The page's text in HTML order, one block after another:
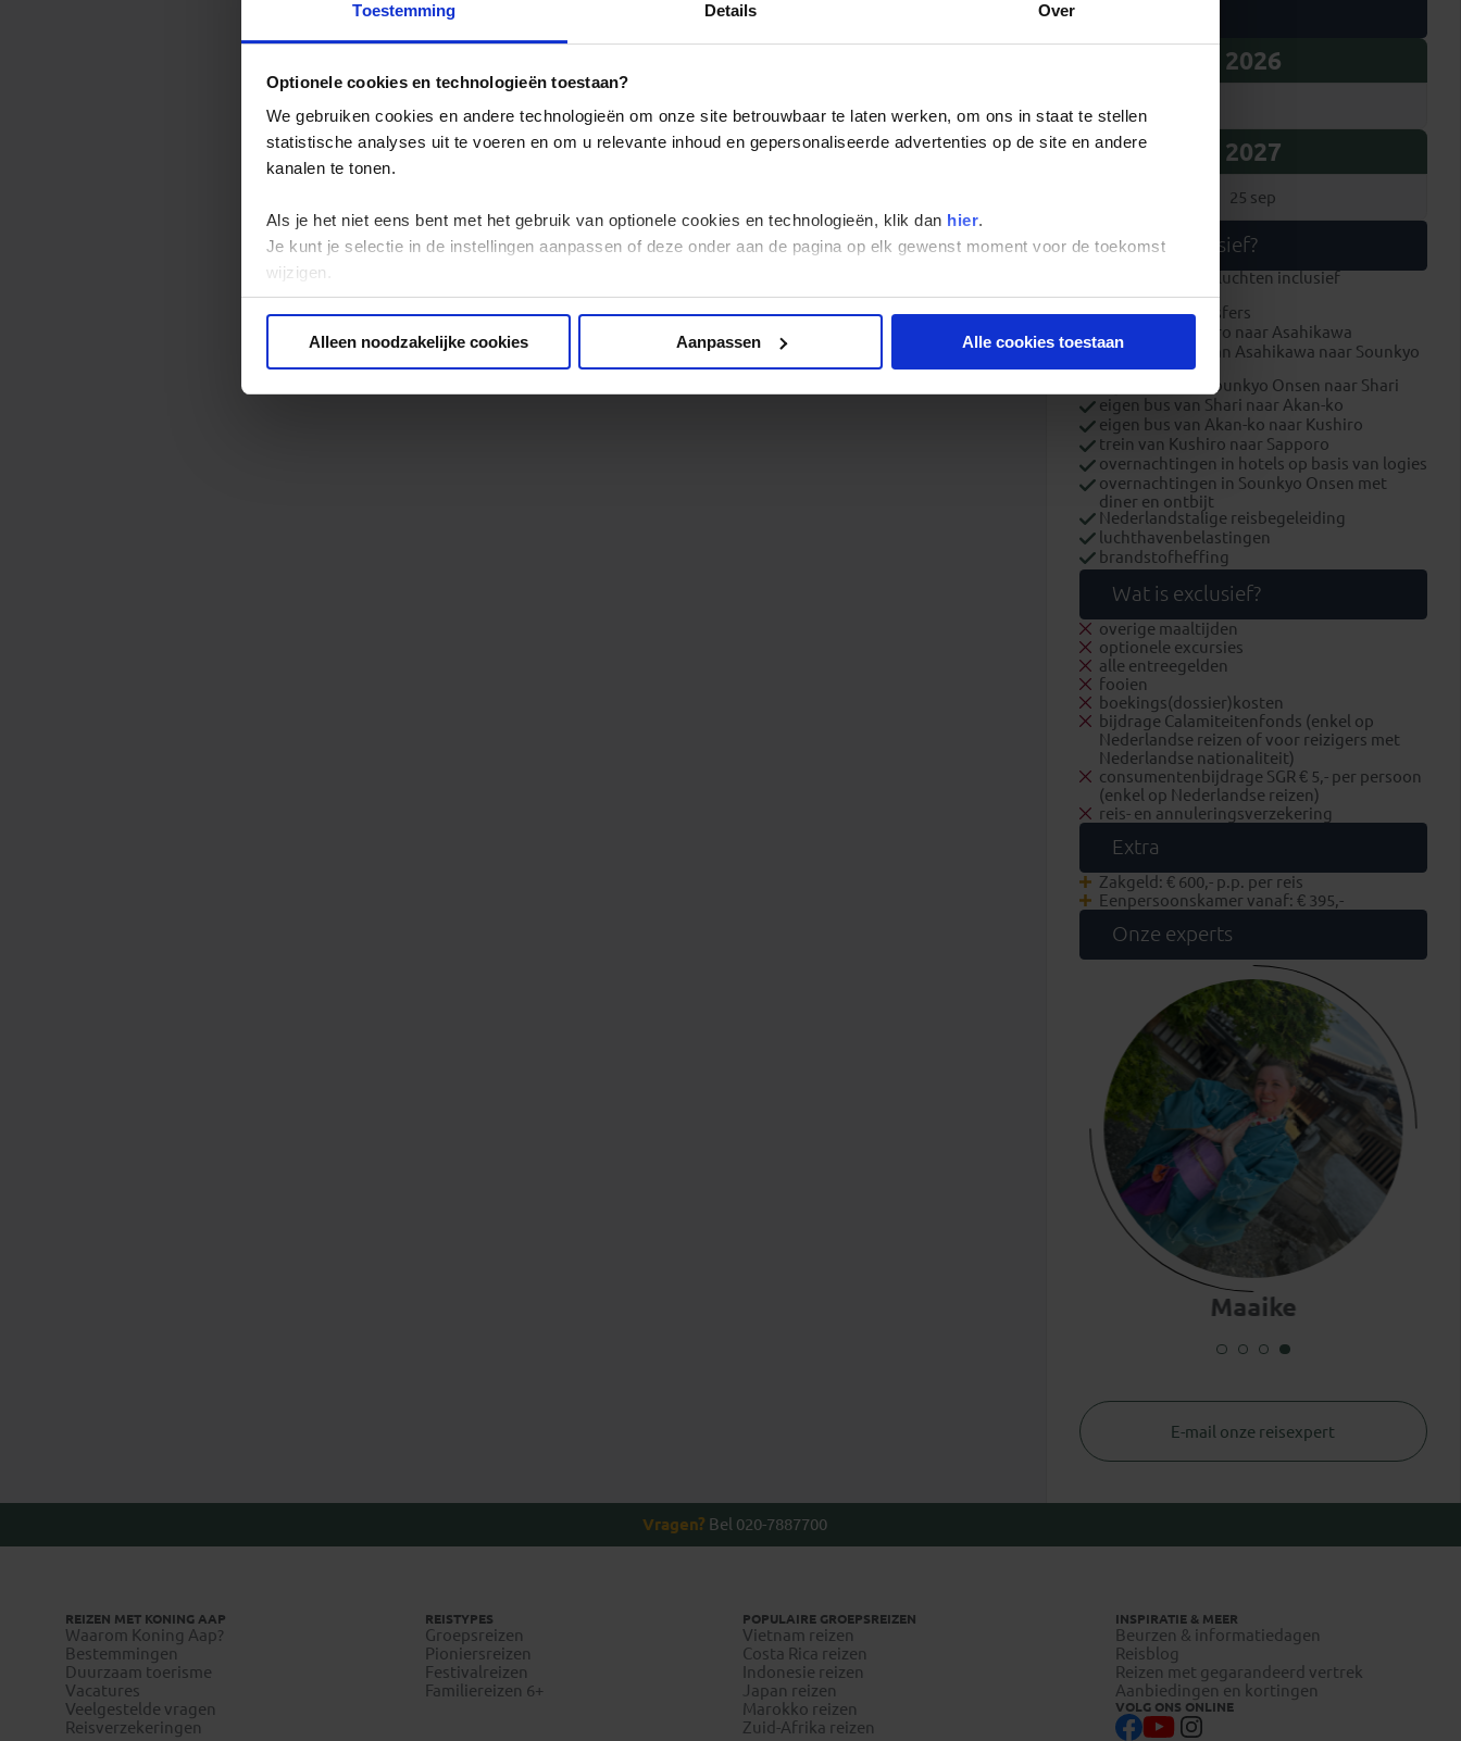
Toestemming Details Over
Optionele cookies en technologieën toestaan?
We gebruiken cookies en andere technologieën om onze site betrouwbaar te laten werken, om ons in staat te stellen
statistische analyses uit te voeren en om u relevante inhoud en gepersonaliseerde advertenties op de site en andere
kanalen te tonen.
Als je het niet eens bent met het gebruik van optionele cookies en technologieën, klik dan hier.
Je kunt je selectie in de instellingen aanpassen of deze onder aan de pagina op elk gewenst moment voor de toekomst
wijzigen.
Alleen noodzakelijke cookies
Aanpassen Alle cookies toestaan
2026
26 sep
2027
25 sep
Wat is inclusief?
internationale vluchten inclusief
ruimbagage
luchthaventransfers
trein van Sapporo naar Asahikawa
openbare bus van Asahikawa naar Sounkyo
Onsen
eigen bus van Sounkyo Onsen naar Shari
eigen bus van Shari naar Akan-ko
eigen bus van Akan-ko naar Kushiro
trein van Kushiro naar Sapporo
overnachtingen in hotels op basis van logies
overnachtingen in Sounkyo Onsen met
diner en ontbijt
Nederlandstalige reisbegeleiding
luchthavenbelastingen
brandstofheffing
Wat is exclusief?
overige maaltijden
optionele excursies
alle entreegelden
fooien
boekings(dossier)kosten
bijdrage Calamiteitenfonds (enkel op
Nederlandse reizen of voor reizigers met
Nederlandse nationaliteit)
consumentenbijdrage SGR € 5,- per persoon
(enkel op Nederlandse reizen)
reis- en annuleringsverzekering
Extra
Zakgeld: € 600,- p.p. per reis
Eenpersoonskamer vanaf: € 395,-
Onze experts
Maaike
E-mail onze reisexpert
Vragen? Bel 020-7887700
REIZEN MET KONING AAP
Waarom Koning Aap?
Bestemmingen
Duurzaam toerisme
Vacatures
Veelgestelde vragen
Reisverzekeringen
REISTYPES
Groepsreizen
Pioniersreizen
Festivalreizen
Familiereizen 6+
POPULAIRE GROEPSREIZEN
Vietnam reizen
Costa Rica reizen
Indonesie reizen
Japan reizen
Marokko reizen
Zuid-Afrika reizen
INSPIRATIE & MEER
Beurzen & informatiedagen
Reisblog
Reizen met gegarandeerd vertrek
Aanbiedingen en kortingen
VOLG ONS ONLINE